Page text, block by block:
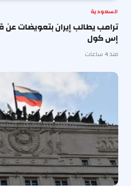
السعودية
ترامب يطالب إيران بتعويضات
إس كول
منذ 4 ساعات